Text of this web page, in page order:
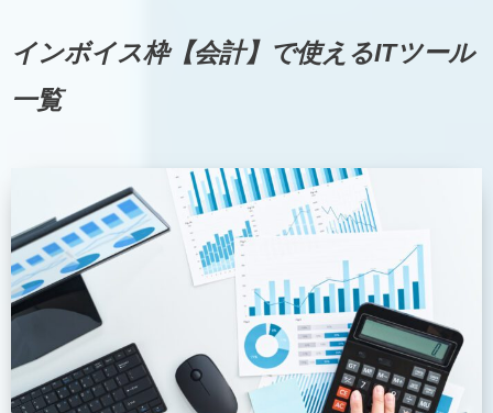
インボイス枠【会計】で使えるITツール
一覧